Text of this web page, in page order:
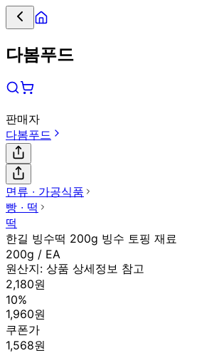
다봄푸드
판매자
다봄푸드
면류 ∙ 가공식품
빵 ∙ 떡
떡
한길 빙수떡 200g 빙수 토핑 재료
200g / EA
원산지: 상품 상세정보 참고
2,180원
10%
1,960원
쿠폰가
1,568원